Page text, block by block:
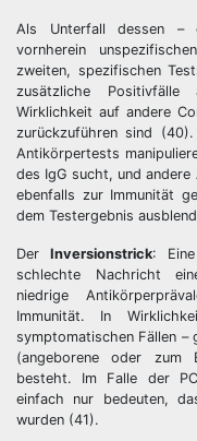
Als Unterfall dessen –
vornherein
zweiten, spezifischen
zusätzliche
Wirklichkeit auf andere
zurückzuführen sind
Antikörpertests
des IgG sucht, und
ebenfalls zur Immunität
dem Testergebnis
DerInversionstrick:
schlechte Nachricht
niedrige
Immunität. In
symptomatischen Fällen
(angeborene oder zum
besteht. Im Falle der
einfach nur bedeuten,
wurden (41).